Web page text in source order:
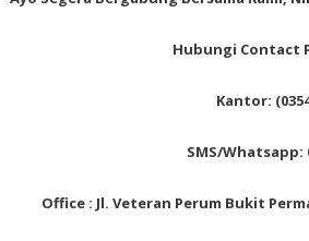
Hubungi Contact
Kantor:
SMS/Whatsapp:
Office : Jl. Veteran Perum Bukit